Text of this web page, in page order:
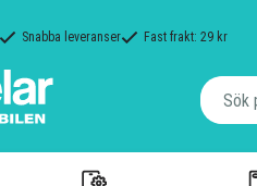
Snabba leveranser Fast frakt: 29 kr